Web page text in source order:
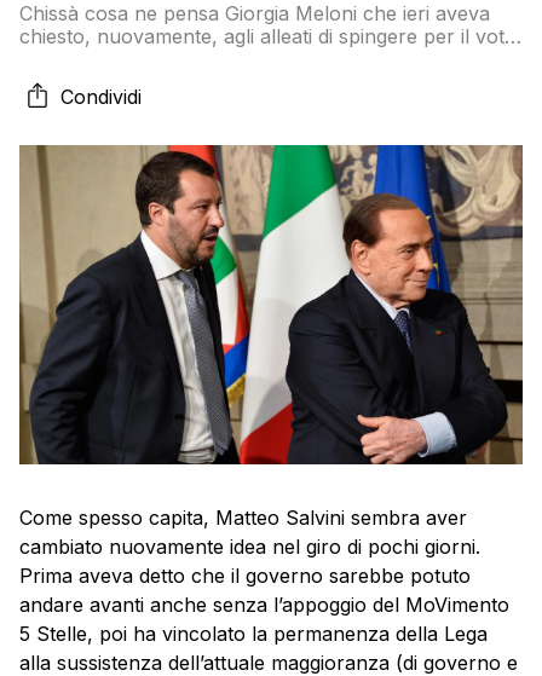
Chissà cosa ne pensa Giorgia Meloni che ieri aveva
chiesto, nuovamente, agli alleati di spingere per il voto
Condividi
Come spesso capita, Matteo Salvini sembra aver
cambiato nuovamente idea nel giro di pochi giorni.
Prima aveva detto che il governo sarebbe potuto
andare avanti anche senza l’appoggio del MoVimento
5 Stelle, poi ha vincolato la permanenza della Lega
alla sussistenza dell’attuale maggioranza (di governo e